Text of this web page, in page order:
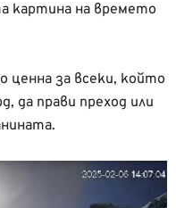
картина на времето
за всеки, който
да прави преход или